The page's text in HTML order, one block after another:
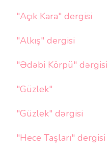
"Açık Kara" dergisi
"Alkış" dergisi
"Ədəbi Körpü" dərgisi
"Güzlek"
"Güzlek" dərgisi
"Hece Taşları" dergisi